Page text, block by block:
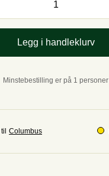
Legg i handleklurv
Minstebestilling er på 1 personer